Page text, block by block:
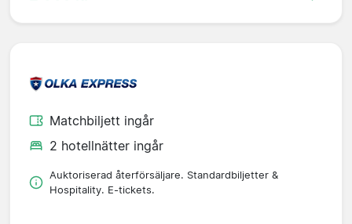
Matchbiljett ingår
2 hotellnätter ingår
Auktoriserad återförsäljare. Standardbiljetter &
Hospitality. E-tickets.